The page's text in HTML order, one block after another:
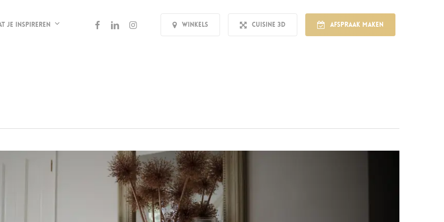
je inspireren Winkels Cuisine 3D Afspraak maken
facebooklinkedininstagram